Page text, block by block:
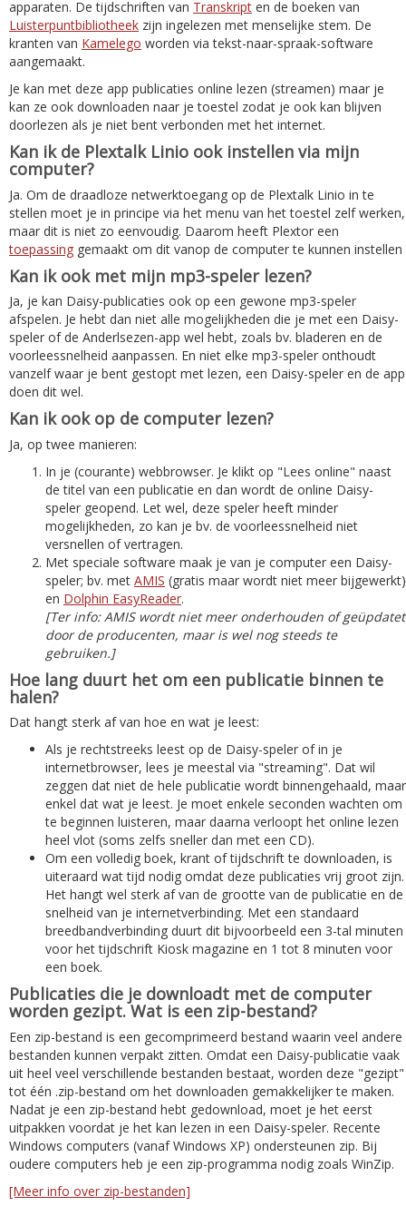
apparaten. De tijdschriften van Transkript en de boeken van
Luisterpuntbibliotheek zijn ingelezen met menselijke stem. De
kranten van Kamelego worden via tekst-naar-spraak-software
aangemaakt.
Je kan met deze app publicaties online lezen (streamen) maar je
kan ze ook downloaden naar je toestel zodat je ook kan blijven
doorlezen als je niet bent verbonden met het internet.
Kan ik de Plextalk Linio ook instellen via mijn
computer?
Ja. Om de draadloze netwerktoegang op de Plextalk Linio in te
stellen moet je in principe via het menu van het toestel zelf werken,
maar dit is niet zo eenvoudig. Daarom heeft Plextor een
toepassing gemaakt om dit vanop de computer te kunnen instellen
Kan ik ook met mijn mp3-speler lezen?
Ja, je kan Daisy-publicaties ook op een gewone mp3-speler
afspelen. Je hebt dan niet alle mogelijkheden die je met een Daisy-
speler of de Anderlsezen-app wel hebt, zoals bv. bladeren en de
voorleessnelheid aanpassen. En niet elke mp3-speler onthoudt
vanzelf waar je bent gestopt met lezen, een Daisy-speler en de app
doen dit wel.
Kan ik ook op de computer lezen?
Ja, op twee manieren:
In je (courante) webbrowser. Je klikt op "Lees online" naast
de titel van een publicatie en dan wordt de online Daisy-
speler geopend. Let wel, deze speler heeft minder
mogelijkheden, zo kan je bv. de voorleessnelheid niet
versnellen of vertragen.
Met speciale software maak je van je computer een Daisy-
speler; bv. met AMIS (gratis maar wordt niet meer bijgewerkt)
en Dolphin EasyReader.
[Ter info: AMIS wordt niet meer onderhouden of geüpdatet
door de producenten, maar is wel nog steeds te
gebruiken.]
Hoe lang duurt het om een publicatie binnen te
halen?
Dat hangt sterk af van hoe en wat je leest:
Als je rechtstreeks leest op de Daisy-speler of in je
internetbrowser, lees je meestal via "streaming". Dat wil
zeggen dat niet de hele publicatie wordt binnengehaald, maar
enkel dat wat je leest. Je moet enkele seconden wachten om
te beginnen luisteren, maar daarna verloopt het online lezen
heel vlot (soms zelfs sneller dan met een CD).
Om een volledig boek, krant of tijdschrift te downloaden, is
uiteraard wat tijd nodig omdat deze publicaties vrij groot zijn.
Het hangt wel sterk af van de grootte van de publicatie en de
snelheid van je internetverbinding. Met een standaard
breedbandverbinding duurt dit bijvoorbeeld een 3-tal minuten
voor het tijdschrift Kiosk magazine en 1 tot 8 minuten voor
een boek.
Publicaties die je downloadt met de computer
worden gezipt. Wat is een zip-bestand?
Een zip-bestand is een gecomprimeerd bestand waarin veel andere
bestanden kunnen verpakt zitten. Omdat een Daisy-publicatie vaak
uit heel veel verschillende bestanden bestaat, worden deze "gezipt"
tot één .zip-bestand om het downloaden gemakkelijker te maken.
Nadat je een zip-bestand hebt gedownload, moet je het eerst
uitpakken voordat je het kan lezen in een Daisy-speler. Recente
Windows computers (vanaf Windows XP) ondersteunen zip. Bij
oudere computers heb je een zip-programma nodig zoals WinZip.
[Meer info over zip-bestanden]